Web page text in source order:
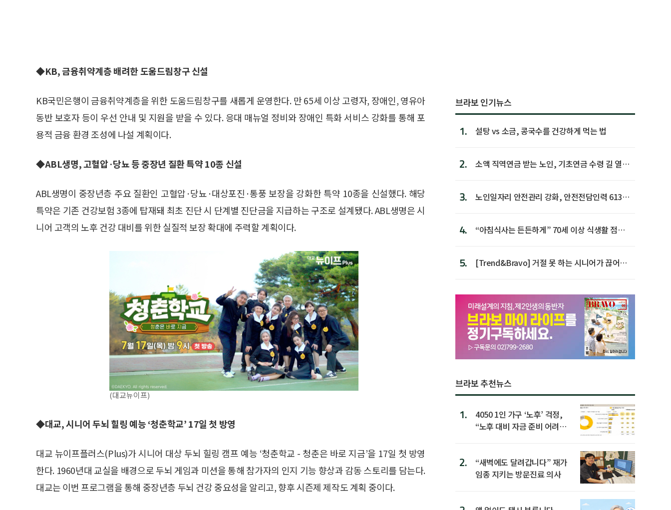
◆KB, 금융취약계층 배려한 도움드림창구 신설
KB국민은행이 금융취약계층을 위한 도움드림창구를 새롭게 운영한다. 만 65세 이상 고령자, 장애인, 영유아
동반 보호자 등이 우선 안내 및 지원을 받을 수 있다. 응대 매뉴얼 정비와 장애인 특화 서비스 강화를 통해 포
용적 금융 환경 조성에 나설 계획이다.
◆ABL생명, 고혈압·당뇨 등 중장년 질환 특약 10종 신설
ABL생명이 중장년층 주요 질환인 고혈압·당뇨·대상포진·통풍 보장을 강화한 특약 10종을 신설했다. 해당
특약은 기존 건강보험 3종에 탑재돼 최초 진단 시 단계별 진단금을 지급하는 구조로 설계됐다. ABL생명은 시
니어 고객의 노후 건강 대비를 위한 실질적 보장 확대에 주력할 계획이다.
(대교뉴이프)
◆대교, 시니어 두뇌 힐링 예능 ‘청춘학교’ 17일 첫 방영
대교 뉴이프플러스(Plus)가 시니어 대상 두뇌 힐링 캠프 예능 ‘청춘학교 - 청춘은 바로 지금’을 17일 첫 방영
한다. 1960년대 교실을 배경으로 두뇌 게임과 미션을 통해 참가자의 인지 기능 향상과 감동 스토리를 담는다.
대교는 이번 프로그램을 통해 중장년층 두뇌 건강 중요성을 알리고, 향후 시즌제 제작도 계획 중이다.
브라보 인기뉴스
1. 설탕 vs 소금, 콩국수를 건강하게 먹는 법
2.
소액 직역연금 받는 노인, 기초연금 수령 길 열린
3.
노인일자리 안전관리 강화, 안전전담인력 613명
4.
“아침식사는 든든하게” 70세 이상 식생활 점수
5.
[Trend&Bravo] 거절 못 하는 시니어가 끊어야
브라보 추천뉴스
1.
4050 1인 가구 ‘노후’ 걱정,
“노후 대비 자금 준비 어려
2.
“새벽에도 달려갑니다” 재가
임종 지키는 방문진료 의사